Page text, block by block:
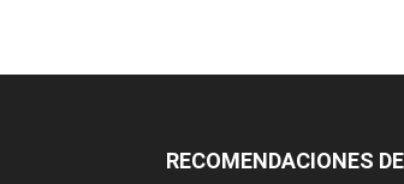
RECOMENDACIONES